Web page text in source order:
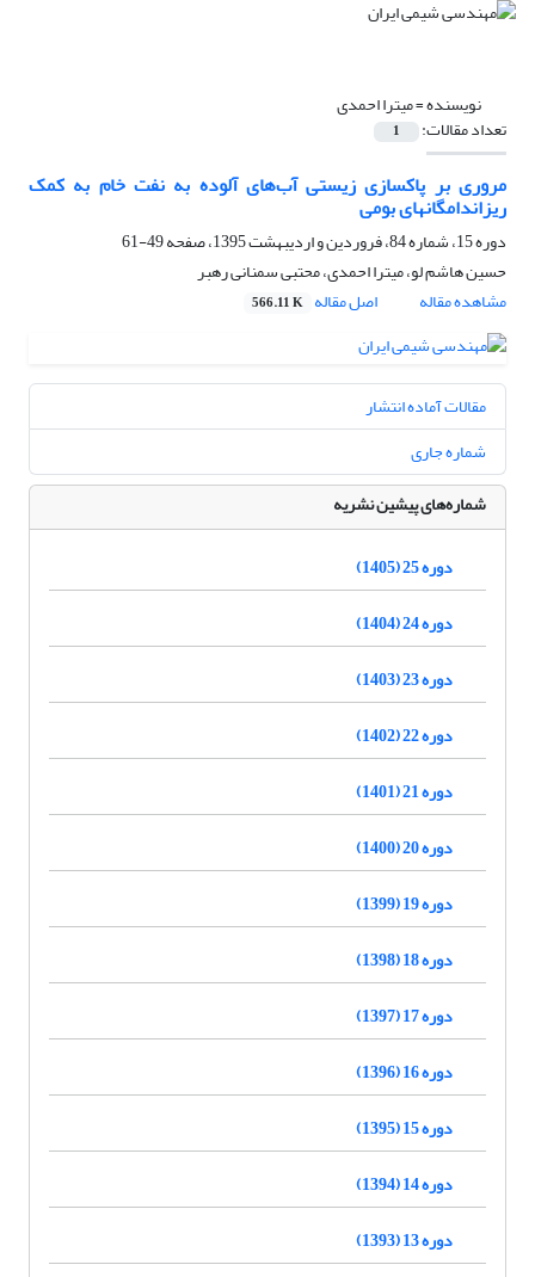
نویسنده =میترا احمدی
تعداد مقالات: 1
مروری بر پاکسازی زیستی آب‌های آلوده به نفت خام به کمک
ریزاندامگانهای بومی
دوره 15، شماره 84، فروردین و اردیبهشت 1395، صفحه
49-61
حسین هاشم لو، میترا احمدی، محتبی سمنانی رهبر
مشاهده مقاله
اصل مقاله 566.11 K
مقالات آماده انتشار
شماره جاری
شماره‌های پیشین نشریه
دوره 25 (1405)
دوره 24 (1404)
دوره 23 (1403)
دوره 22 (1402)
دوره 21 (1401)
دوره 20 (1400)
دوره 19 (1399)
دوره 18 (1398)
دوره 17 (1397)
دوره 16 (1396)
دوره 15 (1395)
دوره 14 (1394)
دوره 13 (1393)